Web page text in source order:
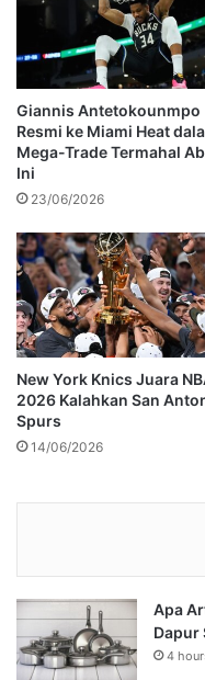
Giannis Antetokounmpo
Resmi ke Miami Heat
Mega-Trade Termahal
Ini
23/06/2026
New York Knics Juara
2026 Kalahkan San
Spurs
14/06/2026
Apa
Dapur
4